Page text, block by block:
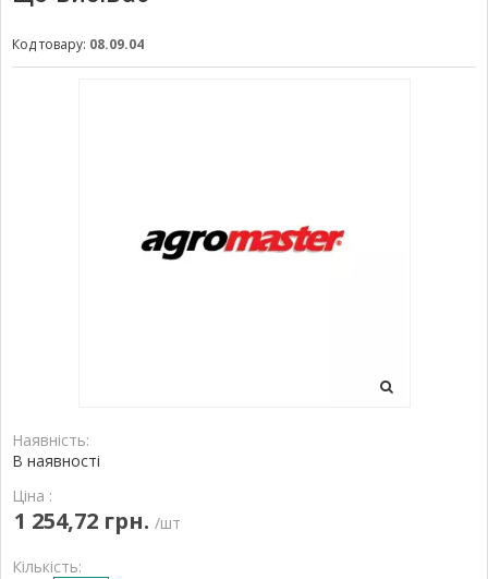
Код товару: 08.09.04
Наявність:
В наявності
Ціна :
1 254,72 грн. /шт
Кількість: